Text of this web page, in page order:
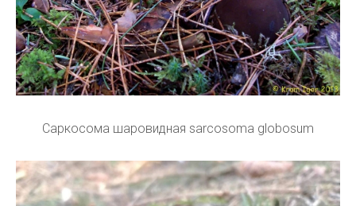
Саркосома шаровидная sarcosoma globosum